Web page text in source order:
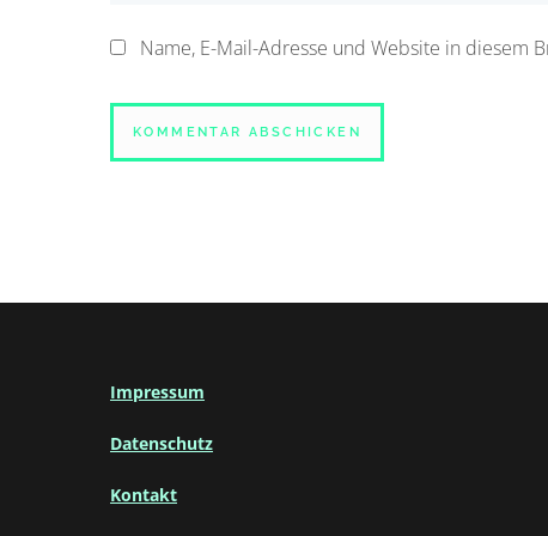
Name, E-Mail-Adresse und Website in diesem
Impressum
Datenschutz
Kontakt